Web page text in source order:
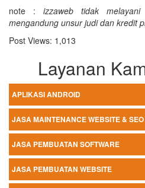
note : izzaweb tidak
mengandung unsur judi dan kredit
Post Views: 1,013
Layanan
APLIKASI ANDROID
JASA MAINTENANCE WEBSITE & SEO
JASA PEMBUATAN SOFTWARE
JASA PEMBUATAN WEBSITE